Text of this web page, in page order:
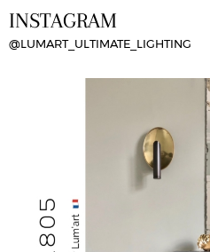
INSTAGRAM
@LUMART_ULTIMATE_LIGHTING